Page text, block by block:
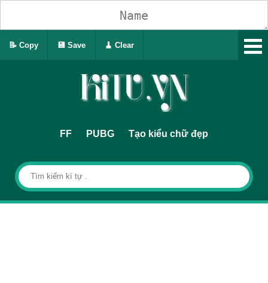
FF PUBG Tạo kiểu chữ đẹp
📝 Copy 💾 Save 🧹 Clear